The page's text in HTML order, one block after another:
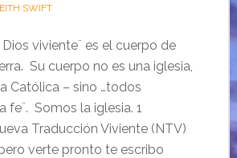
SWIFT
Dios viviente¨ es el cuerpo de
Su cuerpo no es una iglesia,
Católica – sino …todos
fe¨. Somos la iglesia. 1
Traducción Viviente (NTV)
verte pronto te escribo